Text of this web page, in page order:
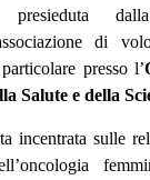
di
presso l’
Salute e della
incentrata sulle